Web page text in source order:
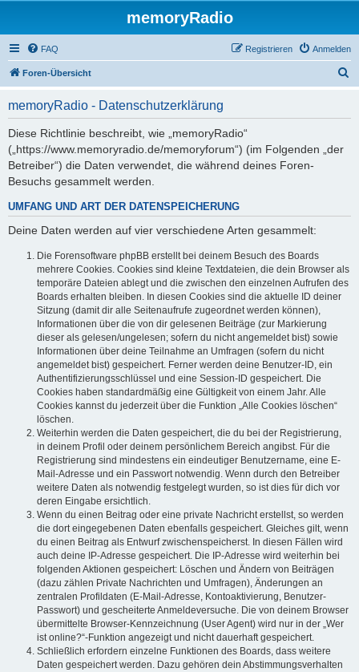
memoryRadio
FAQ Anmelden
Registrieren
Foren-Übersicht
memoryRadio - Datenschutzerklärung
Diese Richtlinie beschreibt, wie „memoryRadio“
(„https://www.memoryradio.de/memoryforum“) (im Folgenden „der
Betreiber“) die Daten verwendet, die während deines Foren-
Besuchs gesammelt werden.
UMFANG UND ART DER DATENSPEICHERUNG
Deine Daten werden auf vier verschiedene Arten gesammelt:
Die Forensoftware phpBB erstellt bei deinem Besuch des Boards
mehrere Cookies. Cookies sind kleine Textdateien, die dein Browser als
temporäre Dateien ablegt und die zwischen den einzelnen Aufrufen des
Boards erhalten bleiben. In diesen Cookies sind die aktuelle ID deiner
Sitzung (damit dir alle Seitenaufrufe zugeordnet werden können),
Informationen über die von dir gelesenen Beiträge (zur Markierung
dieser als gelesen/ungelesen; sofern du nicht angemeldet bist) sowie
Informationen über deine Teilnahme an Umfragen (sofern du nicht
angemeldet bist) gespeichert. Ferner werden deine Benutzer-ID, ein
Authentifizierungsschlüssel und eine Session-ID gespeichert. Die
Cookies haben standardmäßig eine Gültigkeit von einem Jahr. Alle
Cookies kannst du jederzeit über die Funktion „Alle Cookies löschen“
löschen.
Weiterhin werden die Daten gespeichert, die du bei der Registrierung,
in deinem Profil oder deinem persönlichem Bereich angibst. Für die
Registrierung sind mindestens ein eindeutiger Benutzername, eine E-
Mail-Adresse und ein Passwort notwendig. Wenn durch den Betreiber
weitere Daten als notwendig festgelegt wurden, so ist dies für dich vor
deren Eingabe ersichtlich.
Wenn du einen Beitrag oder eine private Nachricht erstellst, so werden
die dort eingegebenen Daten ebenfalls gespeichert. Gleiches gilt, wenn
du einen Beitrag als Entwurf zwischenspeicherst. In diesen Fällen wird
auch deine IP-Adresse gespeichert. Die IP-Adresse wird weiterhin bei
folgenden Aktionen gespeichert: Löschen und Ändern von Beiträgen
(dazu zählen Private Nachrichten und Umfragen), Änderungen an
zentralen Profildaten (E-Mail-Adresse, Kontoaktivierung, Benutzer-
Passwort) und gescheiterte Anmeldeversuche. Die von deinem Browser
übermittelte Browser-Kennzeichnung (User Agent) wird nur in der „Wer
ist online?“-Funktion angezeigt und nicht dauerhaft gespeichert.
Schließlich erfordern einzelne Funktionen des Boards, dass weitere
Daten gespeichert werden. Dazu gehören dein Abstimmungsverhalten